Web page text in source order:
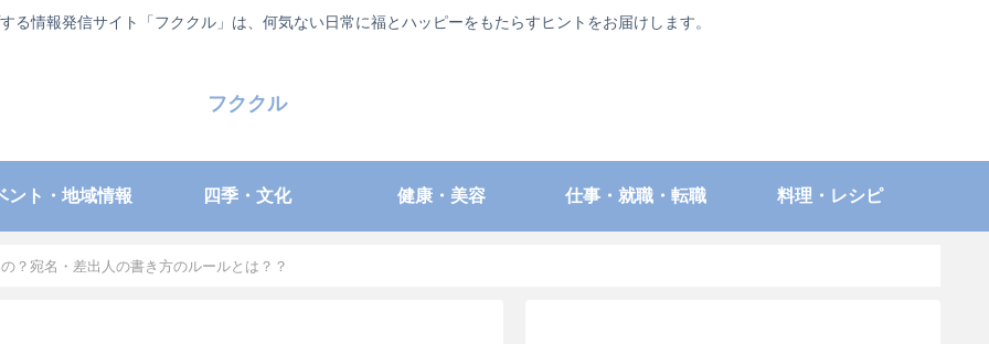
る情報発信サイト「フククル」は、何気ない日常に福とハッピーをもたらすヒントをお届けします。
フククル
ント・地域情報 四季・文化 健康・美容 仕事・就職・転職 料理・レシピ
？宛名・差出人の書き方のルールとは？？